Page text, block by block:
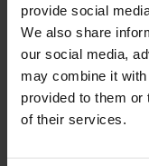
provide social
We also share
our social media,
may combine it
provided to them or
of their services.
SX10500 QD